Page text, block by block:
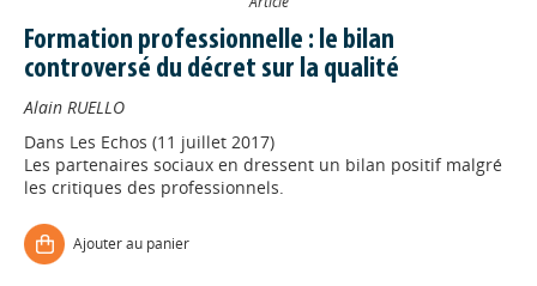
Formation professionnelle : le bilan
controversé du décret sur la qualité
Alain RUELLO
Dans Les Echos (11 juillet 2017)
Les partenaires sociaux en dressent un bilan positif malgré
les critiques des professionnels.
Ajouter au panier